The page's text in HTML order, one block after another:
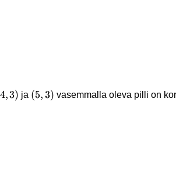
4,3) ja (5,3)
(5, 3) vasemmalla oleva pilli on